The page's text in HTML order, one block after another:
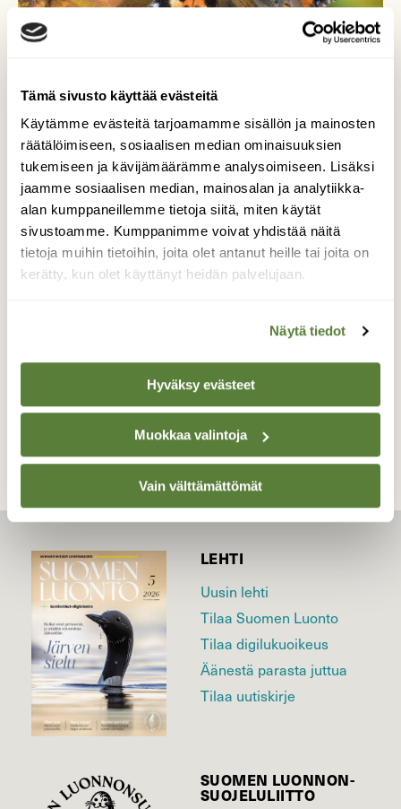
Tämä sivusto käyttää evästeitä
Käytämme evästeitä tarjoamamme sisällön ja mainosten
räätälöimiseen, sosiaalisen median ominaisuuksien
tukemiseen ja kävijämäärämme analysoimiseen. Lisäksi
jaamme sosiaalisen median, mainosalan ja analytiikka-
alan kumppaneillemme tietoja siitä, miten käytät
sivustoamme. Kumppanimme voivat yhdistää näitä
tietoja muihin tietoihin, joita olet antanut heille tai joita on
kerätty, kun olet käyttänyt heidän palvelujaan.
Näytä tiedot
Hyväksy evästeet
Muokkaa valintoja
Vain välttämättömät
Lämpimän syyspäivän
perhonen
Nokkosperhonen lepuutteli
vaahteranlehdellä iltapäivän auringossa.
TAKAISIN LISTAAN
LEHTI
Uusin lehti
Tilaa Suomen Luonto
Tilaa digilukuoikeus
Äänestä parasta juttua
Tilaa uutiskirje
SUOMEN LUONNON­
SUOJELU­LIITTO